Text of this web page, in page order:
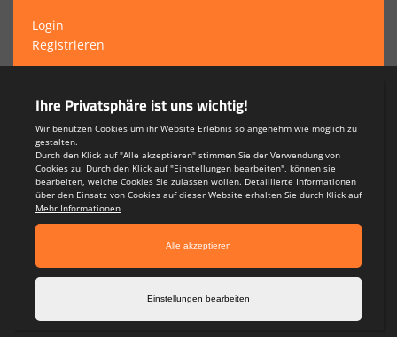
Login
Registrieren
Teamsports 2
Dein Sportverein online